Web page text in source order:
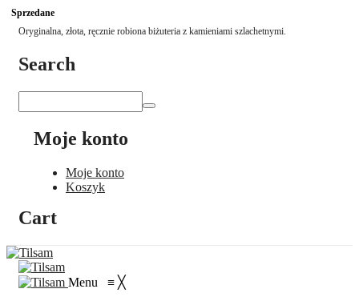
Oryginalna, złota, ręcznie robiona biżuteria z kamieniami szlachetnymi.
Search
Moje konto
Moje konto
Koszyk
Cart
Menu ≡ ╳
Sprzedane